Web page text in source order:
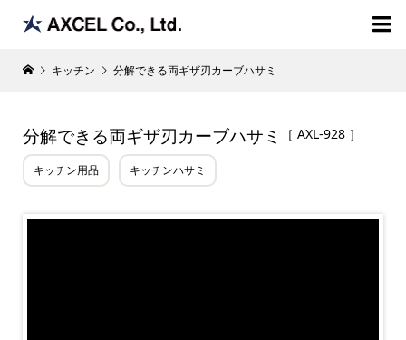

キッチン 分解できる両ギザ刃カーブハサミ
分解できる両ギザ刃カーブハサミ ［ AXL-928 ］
キッチン用品 キッチンハサミ